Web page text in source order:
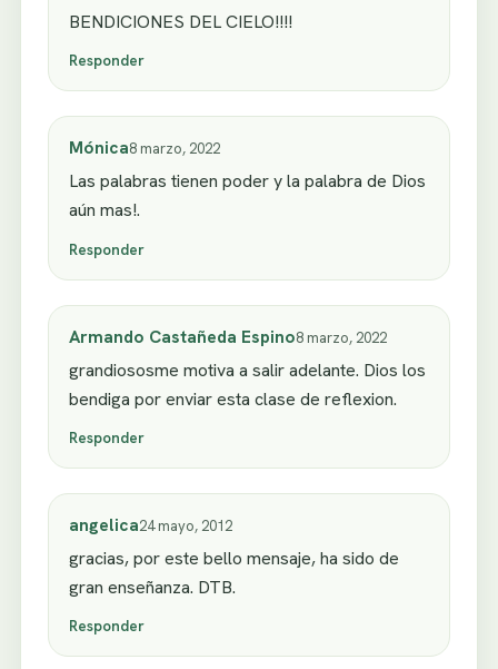
BENDICIONES DEL CIELO!!!!
Responder
Mónica8 marzo, 2022
Las palabras tienen poder y la palabra de Dios
aún mas!.
Responder
Armando Castañeda Espino8 marzo, 2022
grandiososme motiva a salir adelante. Dios los
bendiga por enviar esta clase de reflexion.
Responder
angelica24 mayo, 2012
gracias, por este bello mensaje, ha sido de
gran enseñanza. DTB.
Responder